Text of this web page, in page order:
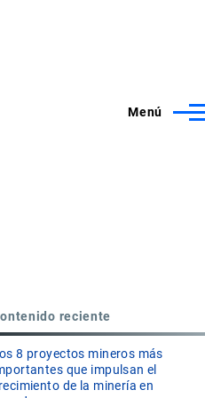
Menú
reciente
8 proyectos mineros más
que impulsan el
de la minería en